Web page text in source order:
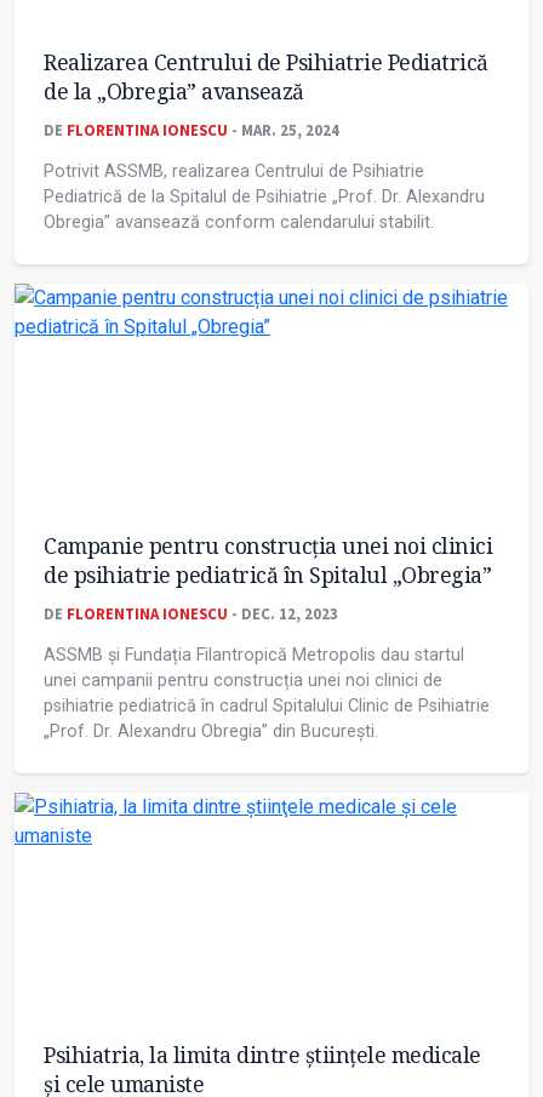
Realizarea Centrului de Psihiatrie Pediatrică
de la „Obregia” avansează
DE FLORENTINA IONESCU - MAR. 25, 2024
Potrivit ASSMB, realizarea Centrului de Psihiatrie
Pediatrică de la Spitalul de Psihiatrie „Prof. Dr. Alexandru
Obregia” avansează conform calendarului stabilit.
Campanie pentru construcția unei noi clinici
de psihiatrie pediatrică în Spitalul „Obregia”
DE FLORENTINA IONESCU - DEC. 12, 2023
ASSMB și Fundația Filantropică Metropolis dau startul
unei campanii pentru construcția unei noi clinici de
psihiatrie pediatrică în cadrul Spitalului Clinic de Psihiatrie
„Prof. Dr. Alexandru Obregia” din București.
Psihiatria, la limita dintre știinţele medicale
și cele umaniste